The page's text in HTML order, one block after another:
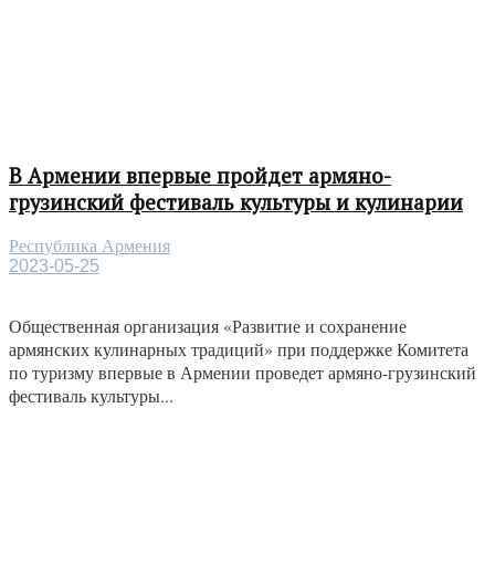
В Армении впервые пройдет армяно-
грузинский фестиваль культуры и кулинарии
Республика Армения
2023-05-25
Общественная организация «Развитие и сохранение
армянских кулинарных традиций» при поддержке Комитета
по туризму впервые в Армении проведет армяно-грузинский
фестиваль культуры...